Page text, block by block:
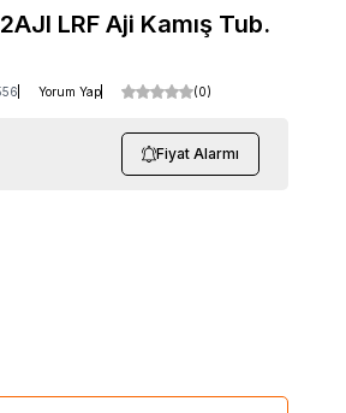
LRF Aji Kamış Tub.
Yorum Yap (0)
Fiyat Alarmı